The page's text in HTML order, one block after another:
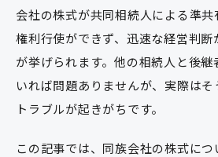
会社の株式が共同相続人による準共
権利行使ができず、迅速な経営判断
が挙げられます。他の相続人と後
いれば問題ありませんが、実際はそ
トラブルが起きがちです。
この記事では、同族会社の株式に